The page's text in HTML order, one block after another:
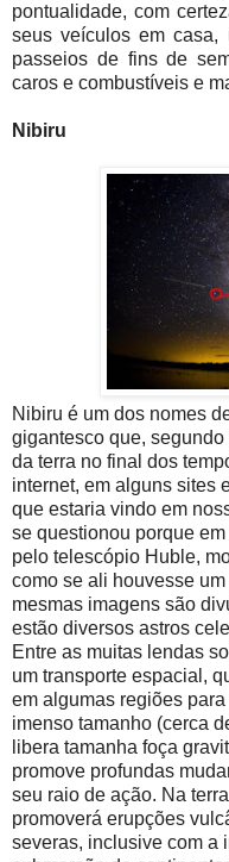
pontualidade, com
seus veículos em casa,
passeios de fins de
caros e combustíveis e
Nibiru
Nibiru é um dos nomes
gigantesco que,
da terra no final dos
internet, em alguns sites
que estaria vindo em
se questionou porque
pelo telescópio Huble,
como se ali houvesse
mesmas imagens são
estão diversos astros
Entre as muitas lendas
um transporte espacial,
em algumas regiões
imenso tamanho (cerca
libera tamanha foça
promove profundas
seu raio de ação. Na
promoverá erupções
severas, inclusive com a